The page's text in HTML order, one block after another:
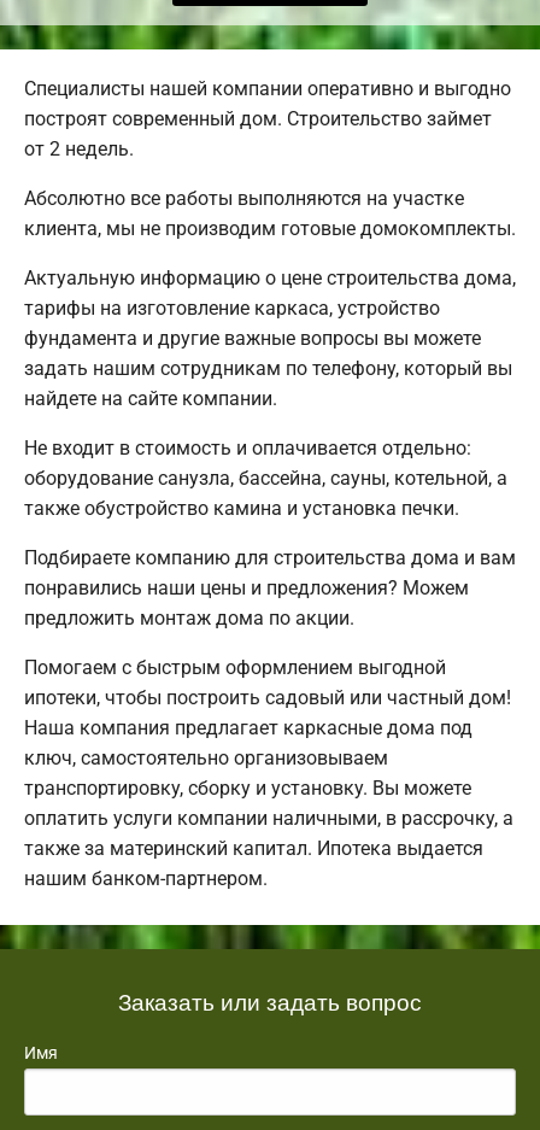
Специалисты нашей компании оперативно и выгодно
построят современный дом. Строительство займет
от 2 недель.
Абсолютно все работы выполняются на участке
клиента, мы не производим готовые домокомплекты.
Актуальную информацию о цене строительства дома,
тарифы на изготовление каркаса, устройство
фундамента и другие важные вопросы вы можете
задать нашим сотрудникам по телефону, который вы
найдете на сайте компании.
Не входит в стоимость и оплачивается отдельно:
оборудование санузла, бассейна, сауны, котельной, а
также обустройство камина и установка печки.
Подбираете компанию для строительства дома и вам
понравились наши цены и предложения? Можем
предложить монтаж дома по акции.
Помогаем с быстрым оформлением выгодной
ипотеки, чтобы построить садовый или частный дом!
Наша компания предлагает каркасные дома под
ключ, самостоятельно организовываем
транспортировку, сборку и установку. Вы можете
оплатить услуги компании наличными, в рассрочку, а
также за материнский капитал. Ипотека выдается
нашим банком-партнером.
Заказать или задать вопрос
Имя